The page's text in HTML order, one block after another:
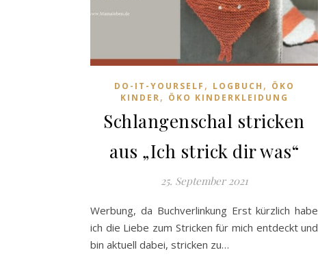
DO-IT-YOURSELF , LOGBUCH , ÖKO
KINDER, ÖKO KINDERKLEIDUNG
Schlangenschal stricken
aus „Ich strick dir was“
25. September 2021
Werbung, da Buchverlinkung Erst kürzlich habe
ich die Liebe zum Stricken für mich entdeckt und
bin aktuell dabei, stricken zu…